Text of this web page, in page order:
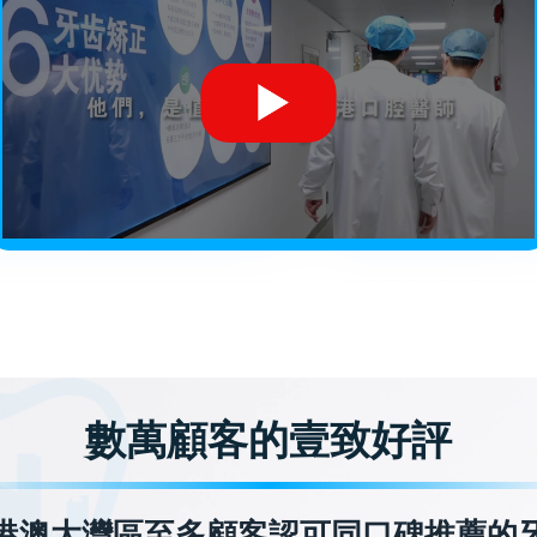
數萬顧客的壹致好評